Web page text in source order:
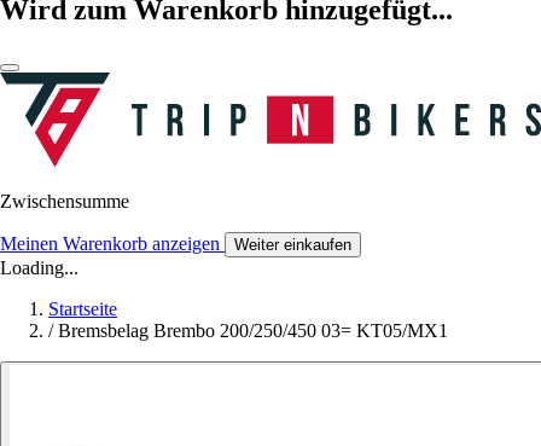
Wird zum Warenkorb hinzugefügt...
Zwischensumme
Meinen Warenkorb anzeigen Weiter einkaufen
Loading...
Startseite
/ Bremsbelag Brembo 200/250/450 03= KT05/MX1